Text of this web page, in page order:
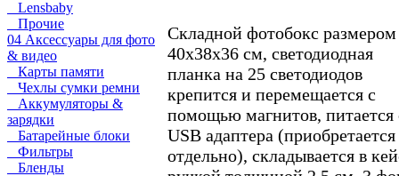
Lensbaby
Прочие
04 Аксессуары для фото
& видео
Карты памяти
Чехлы сумки ремни
Аккумуляторы &
зарядки
Батарейные блоки
Фильтры
Бленды
Складной фотобокс размером
40x38x36 см, светодиодная
планка на 25 светодиодов
крепится и перемещается с
помощью магнитов, питается
USB адаптера (приобретается
отдельно), складывается в